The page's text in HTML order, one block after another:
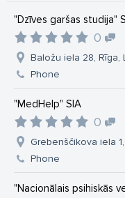
"Dzīves garšas studija"
0
Baložu iela 28, Rīga,
Phone
"MedHelp" SIA
0
Grebenščikova iela
Phone
"Nacionālais psihiskās